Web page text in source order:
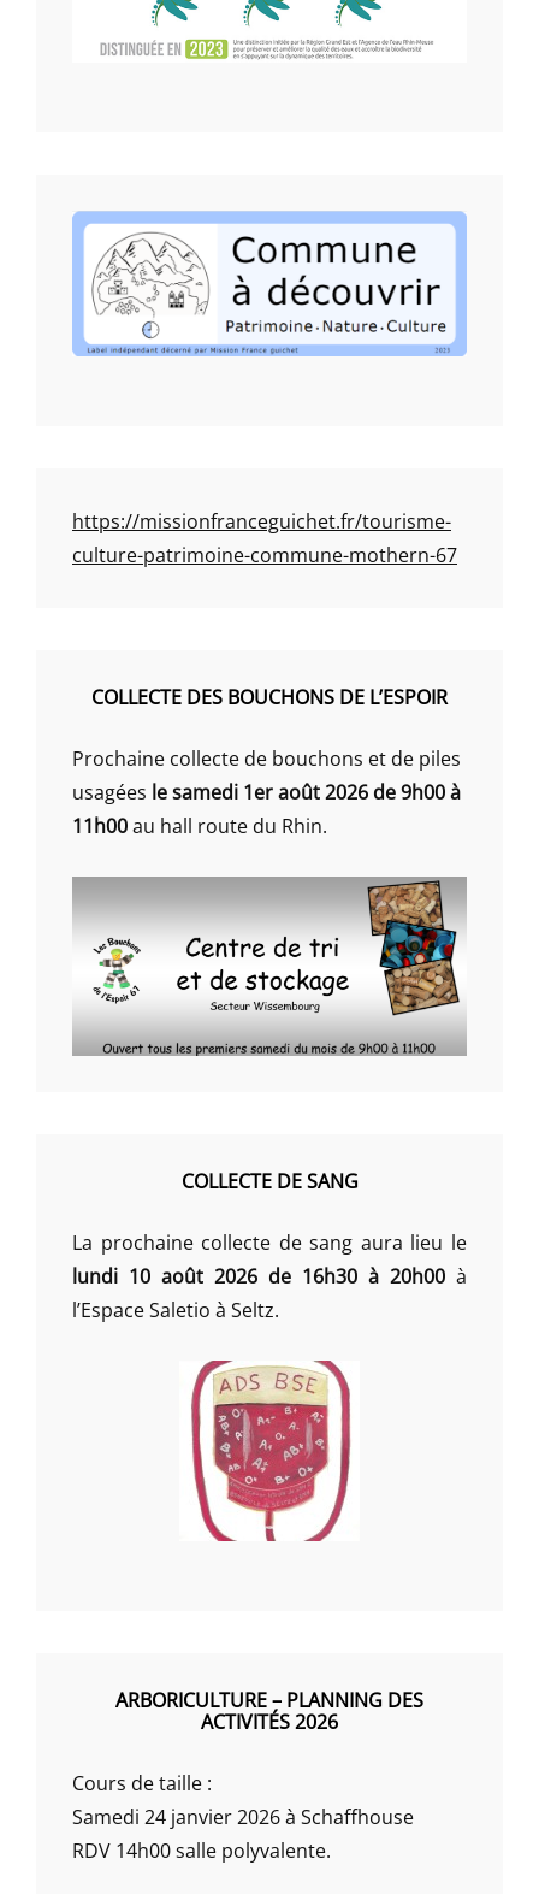
https://missionfranceguichet.fr/tourisme-
culture-patrimoine-commune-mothern-67
COLLECTE DES BOUCHONS DE L’ESPOIR
Prochaine collecte de bouchons et de piles
usagées le samedi 1er août 2026 de 9h00 à
11h00au hall route du Rhin.
COLLECTE DE SANG
La prochaine collecte de sang aura lieu le
lundi 10 août 2026 de 16h30 à 20h00 à
l’Espace Saletio à Seltz.
ARBORICULTURE – PLANNING DES
ACTIVITÉS 2026
Cours de taille :
Samedi 24 janvier 2026 à Schaffhouse
RDV 14h00 salle polyvalente.